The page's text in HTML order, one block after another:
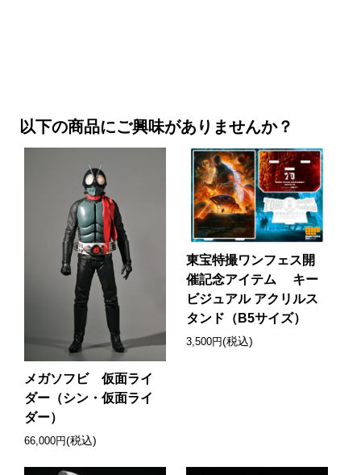
以下の商品にご興味がありませんか？
メガソフビ 仮面ライ
ダー（シン・仮面ライ
ダー）
66,000円(税込)
東宝特撮ワンフェス開
催記念アイテム キー
ビジュアル アクリルス
タンド（B5サイズ）
3,500円(税込)